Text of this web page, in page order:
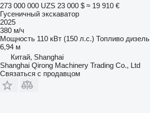
273 000 000 UZS 23 000 $ ≈ 19 910 €
Гусеничный экскаватор
2025
380 м/ч
Мощность 110 кВт (150 л.с.) Топливо дизель
6,94 м
Китай, Shanghai
Shanghai Qirong Machinery Trading Co., Ltd
Связаться с продавцом